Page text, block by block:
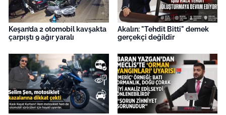
Keşan’da 2 otomobil kavşakta
çarpıştı 9 ağır yaralı
Akalın: "Tehdit Bitti" demek
gerçekçi değildir